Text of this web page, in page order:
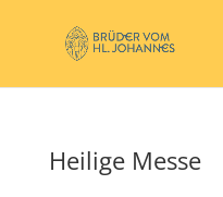
Heilige Messe